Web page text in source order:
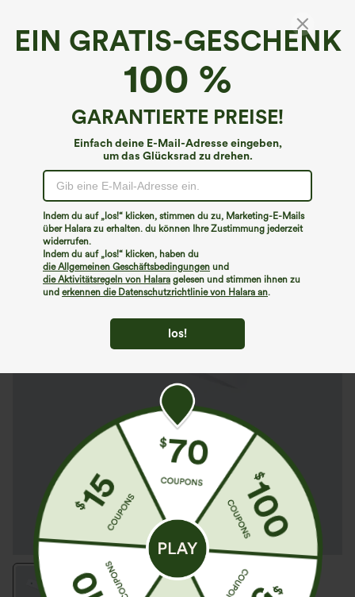
EIN GRATIS-GESCHENK
100 %
GARANTIERTE PREISE!
Einfach deine E-Mail-Adresse eingeben,
um das Glücksrad zu drehen.
Indem du auf „los!“ klicken, stimmen du zu, Marketing-E-Mails
über Halara zu erhalten. du können Ihre Zustimmung jederzeit
widerrufen.
Indem du auf „los!“ klicken, haben du
die Allgemeinen Geschäftsbedingungen und
die Aktivitätsregeln von Halara gelesen und stimmen ihnen zu
und erkennen die Datenschutzrichtlinie von Halara an.
los!
Halara-Logo Pickleball-Stirnband
ACC: Buy 2, 20% Off | Buy 3, 30% Off